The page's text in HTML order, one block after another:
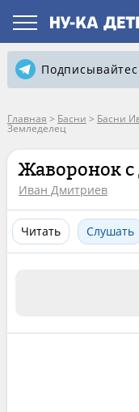
Главная > Басни > Басни
Земледелец
Жаворонок
Иван Дмитриев
Читать Слушать